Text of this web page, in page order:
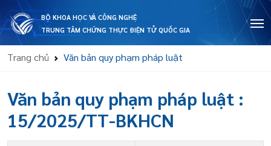
BỘ KHOA HỌC VÀ CÔNG NGHỆ
TRUNG TÂM CHỨNG THỰC ĐIỆN TỬ QUỐC GIA
Trang chủ Văn bản quy phạm pháp luật
Văn bản quy phạm pháp luật :
15/2025/TT-BKHCN